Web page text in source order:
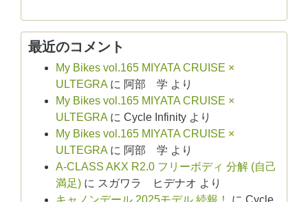
最近のコメント
My Bikes vol.165 MIYATA CRUISE ×
ULTEGRA に 阿部 学 より
My Bikes vol.165 MIYATA CRUISE ×
ULTEGRA に Cycle Infinity より
My Bikes vol.165 MIYATA CRUISE ×
ULTEGRA に 阿部 学 より
A-CLASS AKX R2.0 フリーボディ 分解 (自己
満足) に スガワラ ヒデナオ より
キャノンデール 2025モデル 続報！
に Cycle